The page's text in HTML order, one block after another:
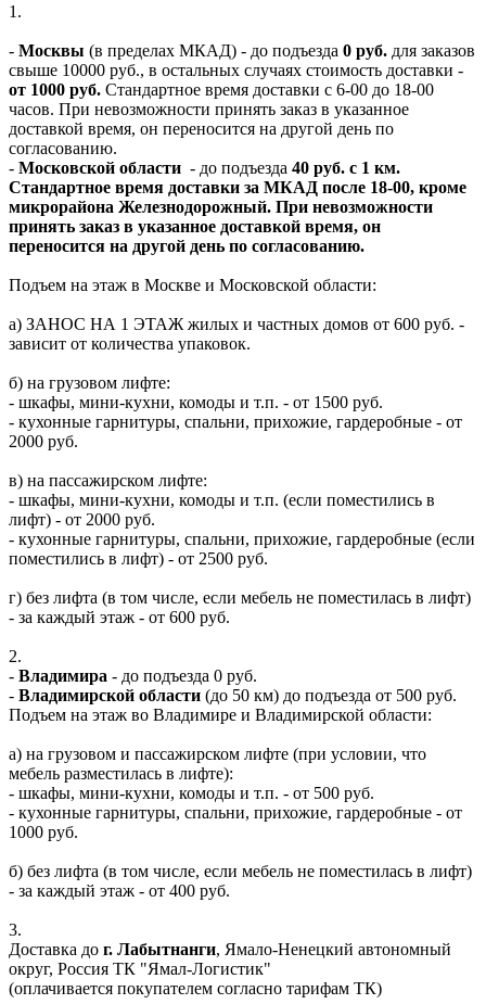
1.
- Москвы (в пределах МКАД) - до подъезда 0 руб. для заказов
свыше 10000 руб., в остальных случаях стоимость доставки -
от 1000 руб. Стандартное время доставки с 6-00 до 18-00
часов. При невозможности принять заказ в указанное
доставкой время, он переносится на другой день по
согласованию.
- Московской области - до подъезда 40 руб. с 1 км.
Стандартное время доставки за МКАД после 18-00, кроме
микрорайона Железнодорожный. При невозможности
принять заказ в указанное доставкой время, он
переносится на другой день по согласованию.
Подъем на этаж в Москве и Московской области:
а) ЗАНОС НА 1 ЭТАЖ жилых и частных домов от 600 руб. -
зависит от количества упаковок.
б) на грузовом лифте:
- шкафы, мини-кухни, комоды и т.п. - от 1500 руб.
- кухонные гарнитуры, спальни, прихожие, гардеробные - от
2000 руб.
в) на пассажирском лифте:
- шкафы, мини-кухни, комоды и т.п. (если поместились в
лифт) - от 2000 руб.
- кухонные гарнитуры, спальни, прихожие, гардеробные (если
поместились в лифт) - от 2500 руб.
г) без лифта (в том числе, если мебель не поместилась в лифт)
- за каждый этаж - от 600 руб.
2.
- Владимира - до подъезда 0 руб.
- Владимирской области (до 50 км) до подъезда от 500 руб.
Подъем на этаж во Владимире и Владимирской области:
а) на грузовом и пассажирском лифте (при условии, что
мебель разместилась в лифте):
- шкафы, мини-кухни, комоды и т.п. - от 500 руб.
- кухонные гарнитуры, спальни, прихожие, гардеробные - от
1000 руб.
б) без лифта (в том числе, если мебель не поместилась в лифт)
- за каждый этаж - от 400 руб.
3.
Доставка до г. Лабытнанги, Ямало-Ненецкий автономный
округ, Россия ТК "Ямал-Логистик"
(оплачивается покупателем согласно тарифам ТК)